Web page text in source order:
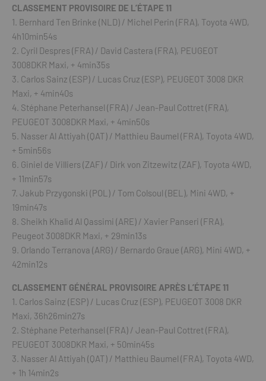
CLASSEMENT PROVISOIRE DE L’ÉTAPE 11
1. Bernhard Ten Brinke (NLD) / Michel Perin (FRA), Toyota 4WD,
4h10min54s
2. Cyril Despres (FRA) / David Castera (FRA), PEUGEOT
3008DKR Maxi, + 4min35s
3. Carlos Sainz (ESP) / Lucas Cruz (ESP), PEUGEOT 3008 DKR
Maxi, + 4min40s
4. Stéphane Peterhansel (FRA) / Jean-Paul Cottret (FRA),
PEUGEOT 3008DKR Maxi, + 4min50s
5. Nasser Al Attiyah (QAT) / Matthieu Baumel (FRA), Toyota 4WD,
+ 5min56s
6. Giniel de Villiers (ZAF) / Dirk von Zitzewitz (ZAF), Toyota 4WD,
+ 11min57s
7. Jakub Przygonski (POL) / Tom Colsoul (BEL), Mini 4WD, +
19min47s
8. Sheikh Khalid Al Qassimi (ARE) / Xavier Panseri (FRA),
Peugeot 3008DKR Maxi, + 29min13s
9. Orlando Terranova (ARG) / Bernardo Graue (ARG), Mini 4WD, +
42min12s
CLASSEMENT GÉNÉRAL PROVISOIRE APRÈS L’ÉTAPE 11
1. Carlos Sainz (ESP) / Lucas Cruz (ESP), PEUGEOT 3008 DKR
Maxi, 36h26min27s
2. Stéphane Peterhansel (FRA) / Jean-Paul Cottret (FRA),
PEUGEOT 3008DKR Maxi, + 50min45s
3. Nasser Al Attiyah (QAT) / Matthieu Baumel (FRA), Toyota 4WD,
+ 1h 14min2s